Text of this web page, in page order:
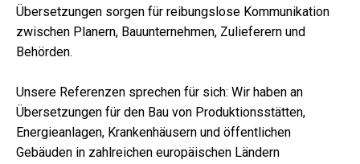
Übersetzungen sorgen für reibungslose Kommunikation
zwischen Planern, Bauunternehmen, Zulieferern und
Behörden.
Unsere Referenzen sprechen für sich: Wir haben an
Übersetzungen für den Bau von Produktionsstätten,
Energieanlagen, Krankenhäusern und öffentlichen
Gebäuden in zahlreichen europäischen Ländern